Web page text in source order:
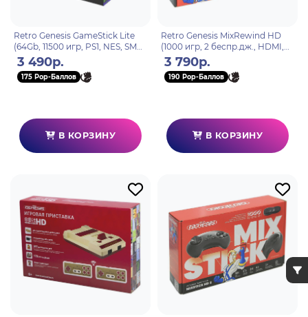
Retro Genesis GameStick Lite
(64Gb, 11500 игр, PS1, NES, SMD,
SNES и др., model: TI-155)
3 490р.
175 Pop-Баллов
В КОРЗИНУ
Retro Genesis MixRewind HD
(1000 игр, 2 беспр.дж., HDMI,
8+16Bit, Rewind, сохранения,
RGP-515)
3 790р.
190 Pop-Баллов
В КОРЗИНУ